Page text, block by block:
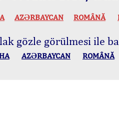
AZӘRBAYCAN ROMÂNĂ
gözle görülmesi ile
AZӘRBAYCAN ROMÂNĂ